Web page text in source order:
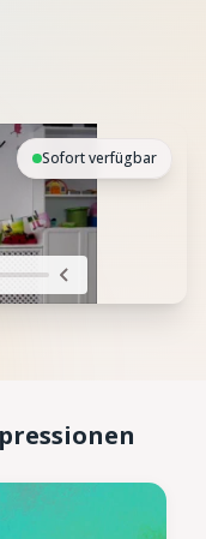
Sofort verfügbar